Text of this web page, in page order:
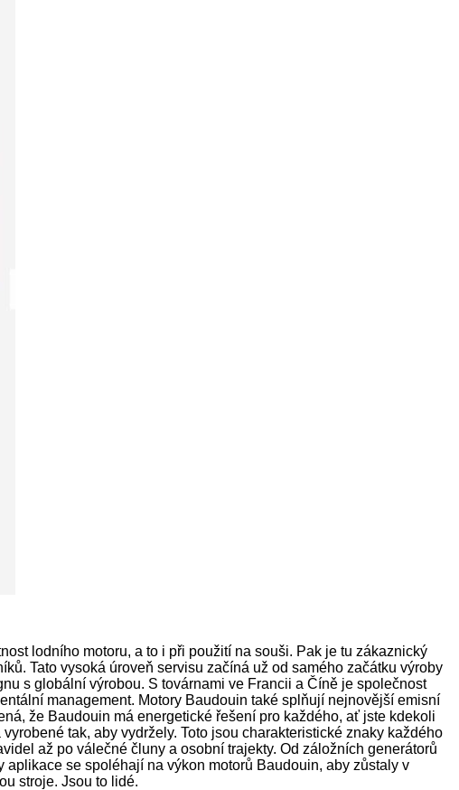
lodního motoru, a to i při použití na souši. Pak je tu zákaznický
Tato vysoká úroveň servisu začíná už od samého začátku výroby
s globální výrobou. S továrnami ve Francii a Číně je společnost
management. Motory Baudouin také splňují nejnovější emisní
že Baudouin má energetické řešení pro každého, ať jste kdekoli
tak, aby vydržely. Toto jsou charakteristické znaky každého
až po válečné čluny a osobní trajekty. Od záložních generátorů
se spoléhají na výkon motorů Baudouin, aby zůstaly v
stroje. Jsou to lidé.